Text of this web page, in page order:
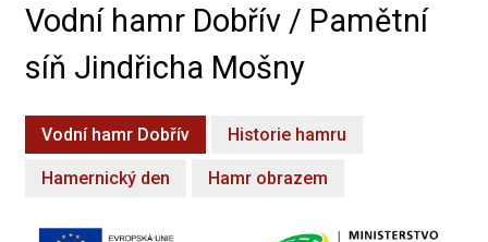
Vodní hamr Dobřív / Pamětní
síň Jindřicha Mošny
Vodní hamr Dobřív Historie hamru
Hamernický den Hamr obrazem